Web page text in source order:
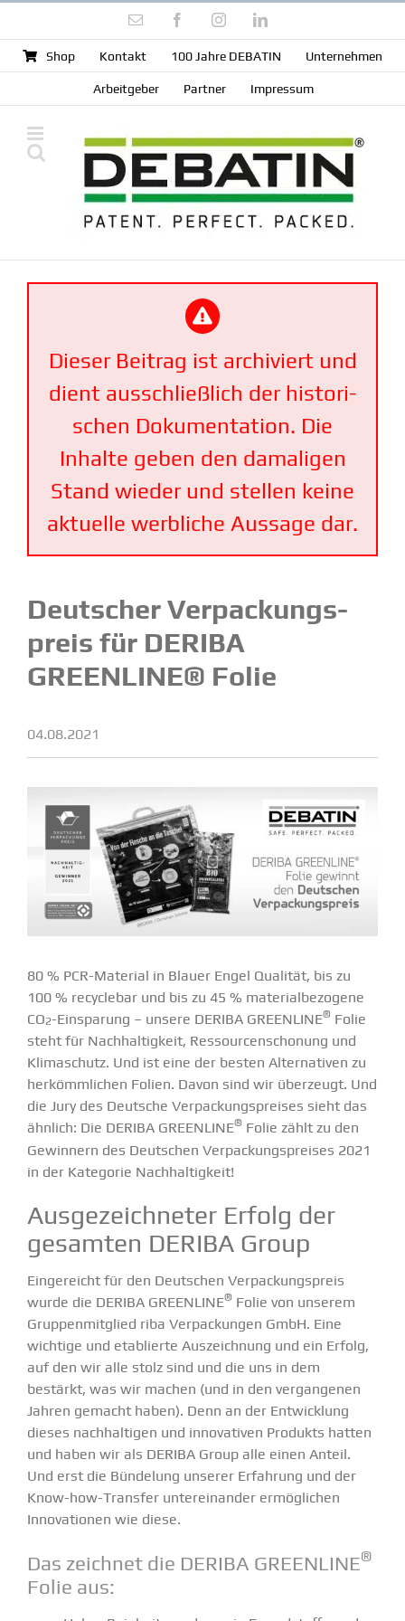
springen
E-
FacebookInstagramLinkedIn
Shop Kontakt 100 Jahre DEBATIN Unter­nehmen
Arbeit­geber Partner Impressum
Dieser Beitrag ist archi­viert und
dient ausschließlich der histo­ri­
schen Dokumen­tation. Die
Inhalte geben den damaligen
Stand wieder und stellen keine
aktuelle werbliche Aussage dar.
Deutscher Verpa­ckungs­
preis für DERIBA
GREENLINE® Folie
04.08.2021
80 % PCR-Material in Blauer Engel Qualität, bis zu
100 % recyclebar und bis zu 45 % materi­al­be­zogene
CO2-Einsparung – unsere DERIBA GREENLINE® Folie
steht für Nachhal­tigkeit, Ressour­cen­schonung und
Klima­schutz. Und ist eine der besten Alter­na­tiven zu
herkömm­lichen Folien. Davon sind wir überzeugt. Und
die Jury des Deutsche Verpa­ckungs­preises sieht das
ähnlich: Die DERIBA GREENLINE® Folie zählt zu den
Gewinnern des Deutschen Verpa­ckungs­preises 2021
in der Kategorie Nachhal­tigkeit!
Ausge­zeich­neter Erfolg der
gesamten DERIBA Group
Einge­reicht für den Deutschen Verpa­ckungs­preis
wurde die DERIBA GREENLINE® Folie von unserem
Gruppen­mit­glied riba Verpa­ckungen GmbH. Eine
wichtige und etablierte Auszeichnung und ein Erfolg,
auf den wir alle stolz sind und die uns in dem
bestärkt, was wir machen (und in den vergan­genen
Jahren gemacht haben). Denn an der Entwicklung
dieses nachhal­tigen und innova­tiven Produkts hatten
und haben wir als DERIBA Groupalle einen Anteil.
Und erst die Bündelung unserer Erfahrung und der
Know-how-Transfer unter­ein­ander ermög­lichen
Innova­tionen wie diese.
Das zeichnet die DERIBA GREENLINE®
Folie aus: